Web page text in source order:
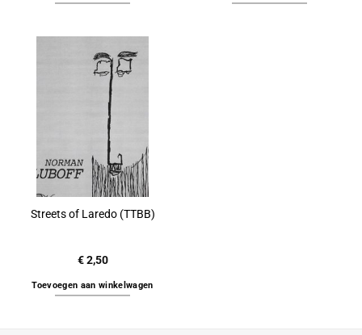
Streets of Laredo (TTBB)
€2,50
Toevoegen aan winkelwagen